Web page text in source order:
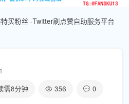
买粉丝 -Twitter刷点赞自助服务平台
需8分钟 356 0